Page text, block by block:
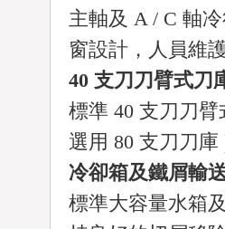
主軸及 A / C 軸
窗設計，人員維
40 支刀刀臂式刀
標準 40 支刀刀
選用 80 支刀刀庫
冷卻箱及鐵屑輸
標準大容量水箱